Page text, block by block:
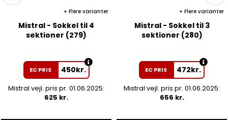
Flere varianter
Mistral - Sokkel til 4
sektioner (279)
EC PRIS 450kr.
Mistral vejl. pris pr. 01.06.2025:
625 kr.
Flere varianter
Mistral - Sokkel til 3
sektioner (280)
EC PRIS 472kr.
Mistral vejl. pris pr. 01.06.2025:
656 kr.